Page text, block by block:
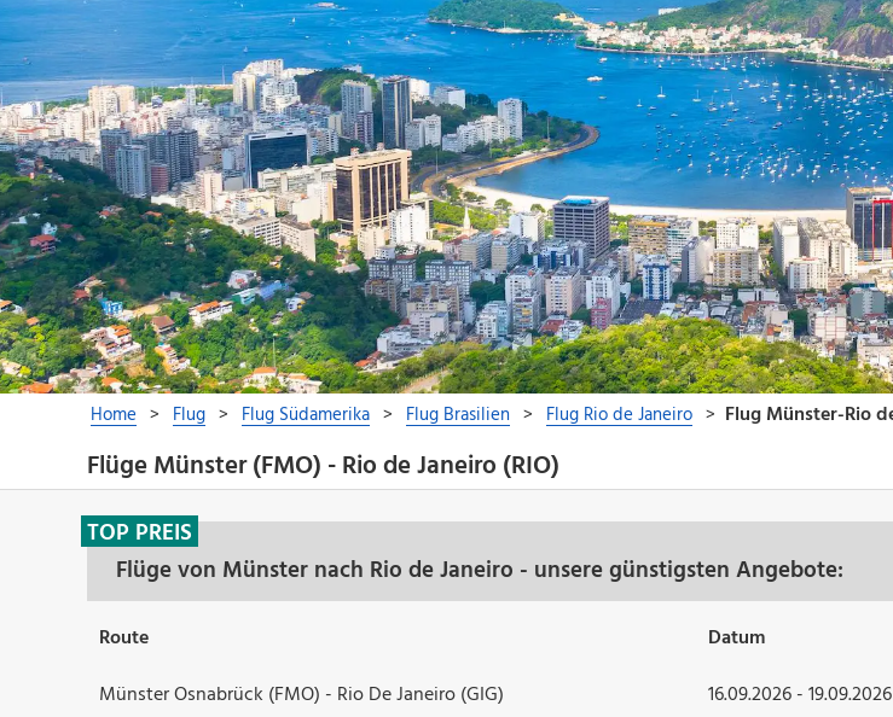
Flüge Münster (FMO) - Rio de Janeiro (RIO)
Flüge von Münster nach Rio de Janeiro - unsere günstigsten Angebote:
TOP PREIS
Route Datum
Münster Osnabrück (FMO) - Rio De Janeiro (GIG)
16.09.2026 - 19.09.2026